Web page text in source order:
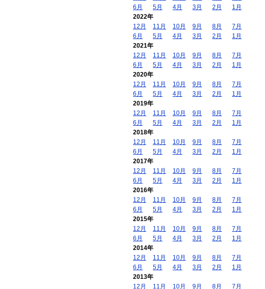
6月
5月 4月 3月 2月
1月
2022年
12月
11月 10月 9月 8月
7月
6月
5月 4月 3月 2月
1月
2021年
12月
11月 10月 9月 8月
7月
6月
5月 4月 3月 2月
1月
2020年
12月
11月 10月 9月 8月
7月
6月
5月 4月 3月 2月
1月
2019年
12月
11月 10月 9月 8月
7月
6月
5月 4月 3月 2月
1月
2018年
12月
11月 10月 9月 8月
7月
6月
5月 4月 3月 2月
1月
2017年
12月
11月 10月 9月 8月
7月
6月
5月 4月 3月 2月
1月
2016年
12月
11月 10月 9月 8月
7月
6月
5月 4月 3月 2月
1月
2015年
12月
11月 10月 9月 8月
7月
6月
5月 4月 3月 2月
1月
2014年
12月
11月 10月 9月 8月
7月
6月
5月 4月 3月 2月
1月
2013年
12月
11月 10月 9月 8月 7月